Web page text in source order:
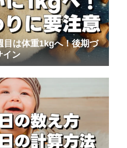
目は体重1kgへ！後期づ
イン